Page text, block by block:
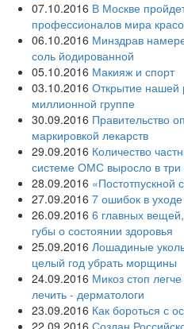
07.10.2016 В Москве
профессионалов мира
06.10.2016 Минздрав
соль йодированной
05.10.2016 Макияж и спорт
03.10.2016 Открытие нашей
миллионной группе
30.09.2016 Правительство
маркировкой лекарств
29.09.2016 Количество
системе ОМС выросло в три
28.09.2016 «Постотпускной
27.09.2016 7 ошибок в
26.09.2016 6 главных
губы о состоянии здоровья
25.09.2016 Лошадиные
целый год убрать морщины
24.09.2016 Микоз стоп
лечить - дерматологи
23.09.2016 Как бороться с
22.09.2016 Создан